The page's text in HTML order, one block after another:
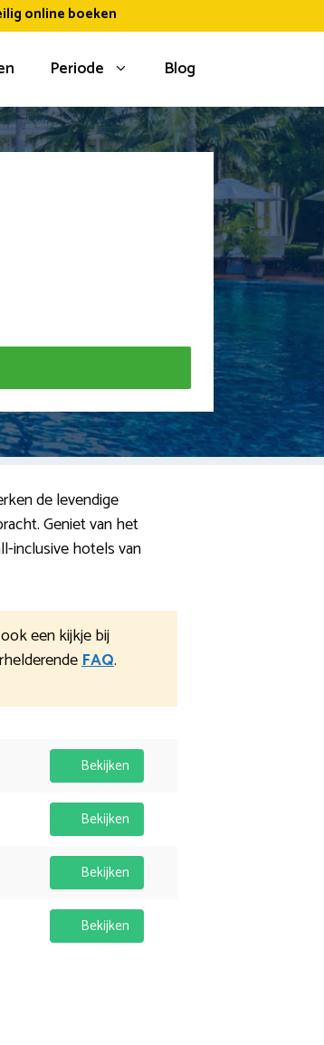
online boeken
Periode Blog
de levendige
Geniet van het
inclusive hotels van
een kijkje bij
FAQ.
Bekijken
Bekijken
Bekijken
Bekijken